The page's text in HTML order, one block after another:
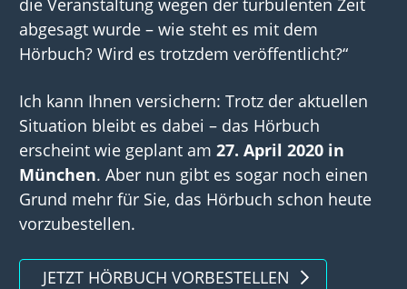
abgesagt wurde – wie steht es mit dem
Hörbuch? Wird es trotzdem veröffentlicht?“
Ich kann Ihnen versichern: Trotz der aktuellen
Situation bleibt es dabei – das Hörbuch
erscheint wie geplant am 27. April 2020 in
München. Aber nun gibt es sogar noch einen
Grund mehr für Sie, das Hörbuch schon heute
vorzubestellen.
JETZT HÖRBUCH VORBESTELLEN